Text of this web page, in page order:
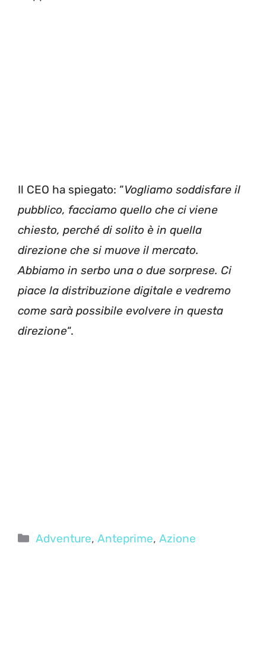
Il CEO ha spiegato: “Vogliamo soddisfare il
pubblico, facciamo quello che ci viene
chiesto, perché di solito è in quella
direzione che si muove il mercato.
Abbiamo in serbo una o due sorprese. Ci
piace la distribuzione digitale e vedremo
come sarà possibile evolvere in questa
direzione“.
Categorie
Adventure,Anteprime,Azione